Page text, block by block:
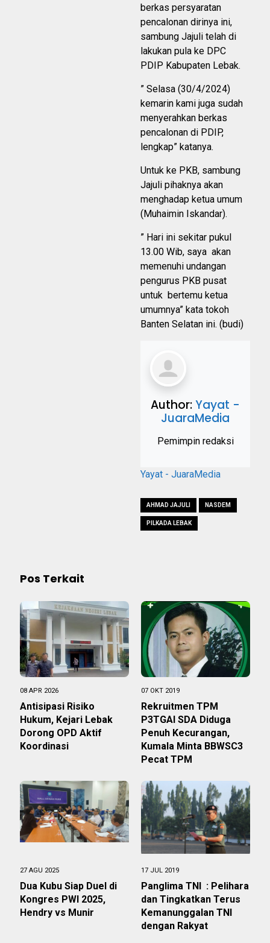
berkas persyaratan
pencalonan dirinya ini,
sambung Jajuli telah di
lakukan pula ke DPC
PDIP Kabupaten Lebak.
” Selasa (30/4/2024)
kemarin kami juga sudah
menyerahkan berkas
pencalonan di PDIP,
lengkap” katanya.
Untuk ke PKB, sambung
Jajuli pihaknya akan
menghadap ketua umum
(Muhaimin Iskandar).
” Hari ini sekitar pukul
13.00 Wib, saya akan
memenuhi undangan
pengurus PKB pusat
untuk bertemu ketua
umumnya” kata tokoh
Banten Selatan ini. (budi)
Author:Yayat -
JuaraMedia
Pemimpin redaksi
Yayat - JuaraMedia
AHMAD JAJULI NASDEM
PILKADA LEBAK
Pos Terkait
08 APR 2026
Antisipasi Risiko
Hukum, Kejari Lebak
Dorong OPD Aktif
Koordinasi
07 OKT 2019
Rekruitmen TPM
P3TGAI SDA Diduga
Penuh Kecurangan,
Kumala Minta BBWSC3
Pecat TPM
27 AGU 2025
Dua Kubu Siap Duel di
Kongres PWI 2025,
Hendry vs Munir
17 JUL 2019
Panglima TNI : Pelihara
dan Tingkatkan Terus
Kemanunggalan TNI
dengan Rakyat